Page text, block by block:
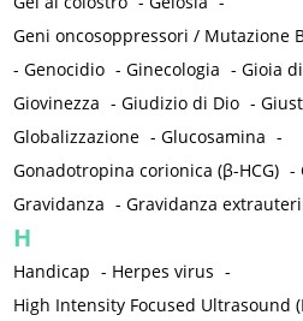
Geni oncosoppressori / Mutazione
-Genocidio -Ginecologia -Gioia
Giovinezza -Giudizio di Dio -
Globalizzazione -Glucosamina -
Gonadotropina corionica (β-HCG) -
Gravidanza -Gravidanza
H
Handicap - Herpes virus -
High Intensity Focused Ultrasound